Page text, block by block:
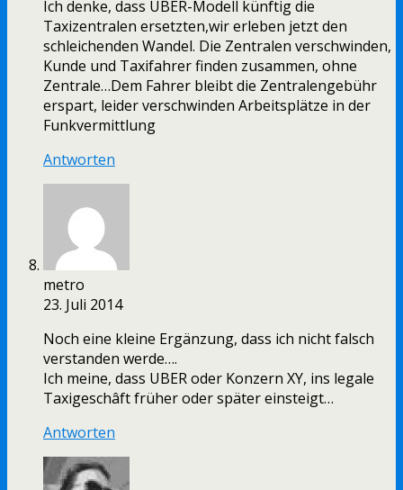
Ich denke, dass UBER-Modell künftig die
Taxizentralen ersetzten,wir erleben jetzt den
schleichenden Wandel. Die Zentralen verschwinden,
Kunde und Taxifahrer finden zusammen, ohne
Zentrale…Dem Fahrer bleibt die Zentralengebühr
erspart, leider verschwinden Arbeitsplätze in der
Funkvermittlung
Antworten
metro
23. Juli 2014
Noch eine kleine Ergänzung, dass ich nicht falsch
verstanden werde….
Ich meine, dass UBER oder Konzern XY, ins legale
Taxigeschâft früher oder später einsteigt…
Antworten